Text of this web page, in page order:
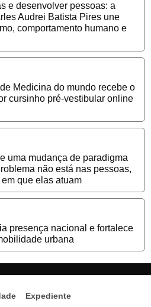
e desenvolver pessoas: a
Audrei Batista Pires une
comportamento humano e
Medicina do mundo recebe o
cursinho pré-vestibular online
uma mudança de paradigma
não está nas pessoas,
que elas atuam
presença nacional e fortalece
urbana
Expediente